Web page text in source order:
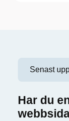
Senast
Har du